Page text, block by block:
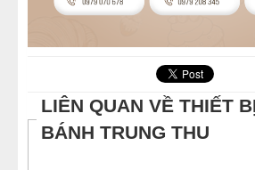
LIÊN QUAN VỀ THIẾT
BÁNH TRUNG THU